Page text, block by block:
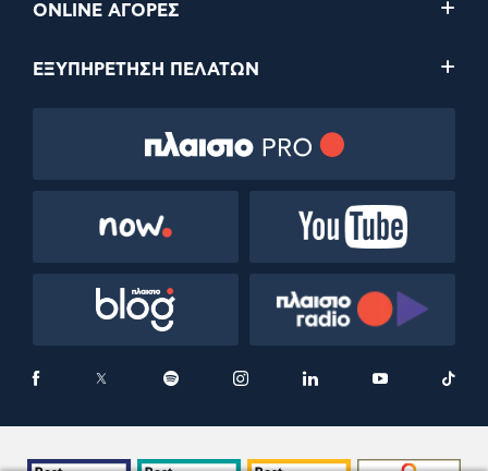
ONLINE ΑΓΟΡΕΣ
ΕΞΥΠΗΡΕΤΗΣΗ ΠΕΛΑΤΩΝ